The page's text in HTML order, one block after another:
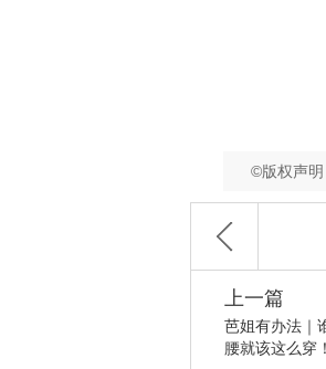
©版权声明
上一篇
芭姐有办法｜
腰就该这么穿！